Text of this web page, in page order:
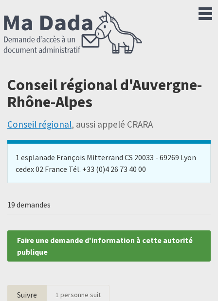
Conseil régional d'Auvergne-
Rhône-Alpes
Conseil régional, aussi appelé CRARA
1 esplanade François Mitterrand CS 20033 - 69269 Lyon
cedex 02 France Tél. +33 (0)4 26 73 40 00
19 demandes
Faire une demande d'information à cette autorité
publique
Suivre 1 personne suit